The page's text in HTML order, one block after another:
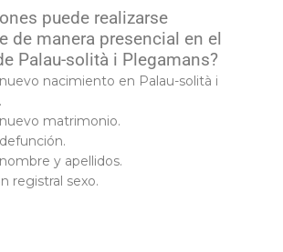
puede realizarse
de manera presencial en el
Palau-solità i Plegamans?
nacimiento en Palau-solità i
matrimonio.
y apellidos.
registral sexo.